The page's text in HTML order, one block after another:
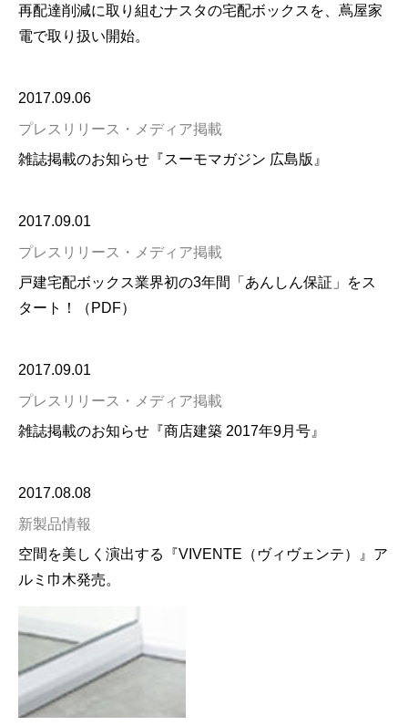
再配達削減に取り組むナスタの宅配ボックスを、蔦屋家
電で取り扱い開始。
2017.09.06
プレスリリース・メディア掲載
雑誌掲載のお知らせ『スーモマガジン 広島版』
2017.09.01
プレスリリース・メディア掲載
戸建宅配ボックス業界初の3年間「あんしん保証」をス
タート！（PDF）
2017.09.01
プレスリリース・メディア掲載
雑誌掲載のお知らせ『商店建築 2017年9月号』
2017.08.08
新製品情報
空間を美しく演出する『VIVENTE（ヴィヴェンテ）』ア
ルミ巾木発売。